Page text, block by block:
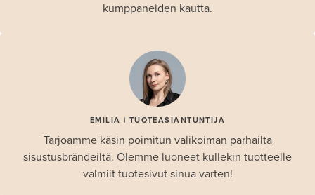
kumppaneiden kautta.
EMILIA | TUOTEASIANTUNTIJA
Tarjoamme käsin poimitun valikoiman parhailta
sisustusbrändeiltä. Olemme luoneet kullekin tuotteelle
valmiit tuotesivut sinua varten!